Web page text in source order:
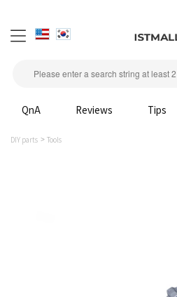
QnA Reviews Tips
DIY parts Tools